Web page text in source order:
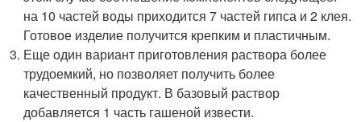
на 10 частей воды приходится 7 частей гипса и 2 клея.
Готовое изделие получится крепким и пластичным.
Еще один вариант приготовления раствора более
трудоемкий, но позволяет получить более
качественный продукт. В базовый раствор
добавляется 1 часть гашеной извести.